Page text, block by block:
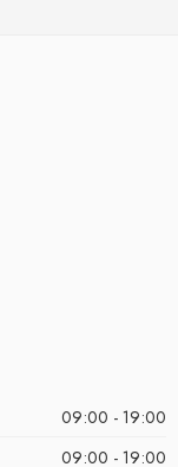
09:00 - 19:00
09:00 - 19:00